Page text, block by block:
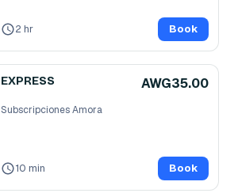
2 hr Book
EXPRESS AWG35.00
Subscripciones Amora
10 min Book